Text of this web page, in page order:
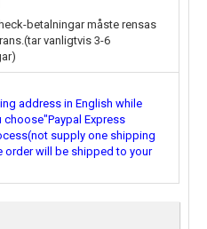
betalningar måste rensas
vanligtvis 3-6
address in English while
choose"Paypal Express
supply one shipping
order will be shipped to your